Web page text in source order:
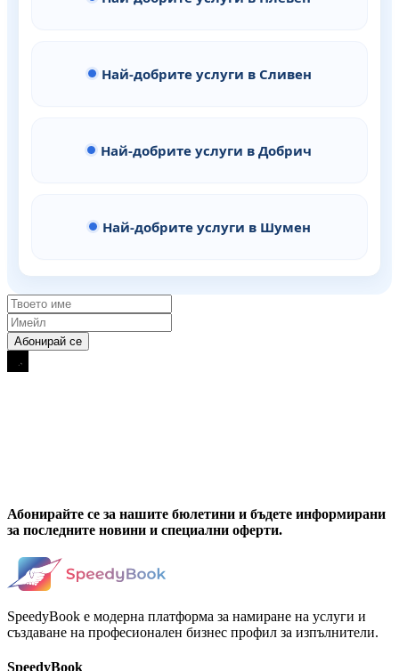
Най-добрите услуги в Сливен
Най-добрите услуги в Добрич
Най-добрите услуги в Шумен
Абонирайте се за нашите бюлетини и бъдете информирани
за последните новини и специални оферти.
SpeedyBook е модерна платформа за намиране на услуги и
създаване на професионален бизнес профил за изпълнители.
SpeedyBook